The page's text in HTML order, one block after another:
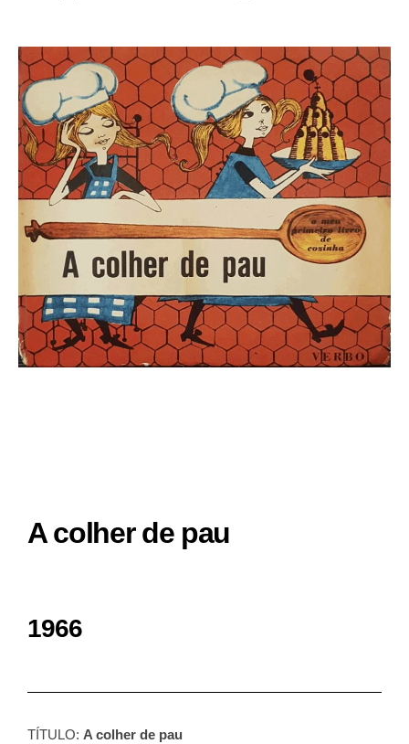
A colher de pau
1966
TÍTULO: A colher de pau